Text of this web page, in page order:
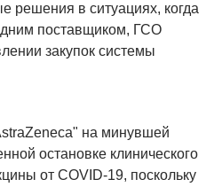
решения в ситуациях, когда
поставщиком, ГСО
закупок системы
на минувшей
остановке клинического
от COVID-19, поскольку